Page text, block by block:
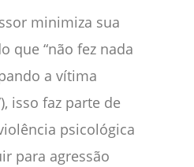
minimiza sua
que “não fez nada
a vítima
isso faz parte de
psicológica
para agressão